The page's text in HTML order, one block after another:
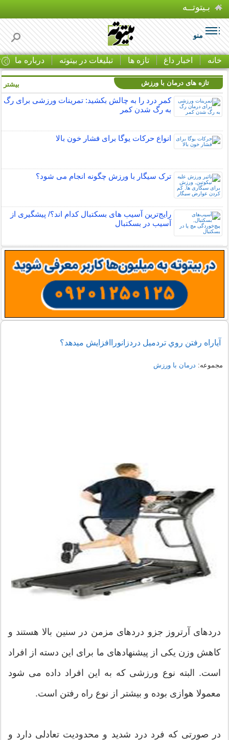
بـیتوتــه
منو
خانه اخبار داغ تازه ها تبلیغات در بیتوته درباره ما
تازه های درمان با ورزش
کمر درد را به چالش بکشید: تمرینات ورزشی برای رگ
به رگ شدن کمر
انواع حرکات یوگا برای فشار خون بالا
ترک سیگار با ورزش چگونه انجام می شود؟
رایج‌ترین آسیب های بسکتبال کدام اند؟/ پیشگیری از
آسیب در بسکتبال
بیشتر
آياراه رفتن روي تردميل دردزانوراافزايش ميدهد؟
مجموعه: درمان با ورزش
دردهای آرتروز جزو دردهای مزمن در سنین بالا هستند و
کاهش وزن یکی از پیشنهادهای ما برای این دسته از افراد
است. البته نوع ورزشی که به این افراد داده می شود
معمولا هوازی بوده و بیشتر از نوع راه رفتن است.
در صورتی که فرد درد شدید و محدودیت تعادلی دارد و